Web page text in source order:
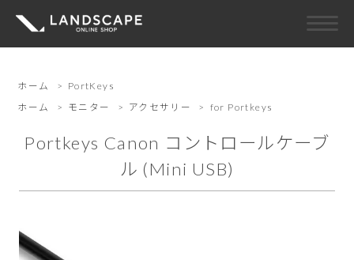
ホーム > PortKeys
ホーム
> モニター > アクセサリー > for Portkeys
Portkeys Canon コントロールケーブ
ル (Mini USB)